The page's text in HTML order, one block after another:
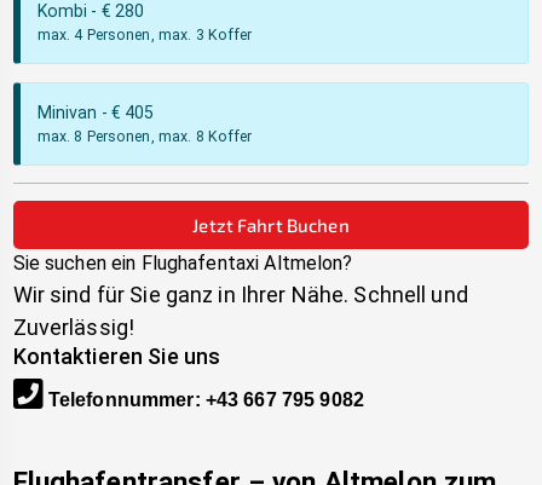
Kombi - € 280
max. 4 Personen, max. 3 Koffer
Minivan - € 405
max. 8 Personen, max. 8 Koffer
Jetzt Fahrt Buchen
Sie suchen ein Flughafentaxi Altmelon?
Wir sind für Sie ganz in Ihrer Nähe. Schnell und
Zuverlässig!
Kontaktieren Sie uns
Telefonnummer: +43 667 795 9082